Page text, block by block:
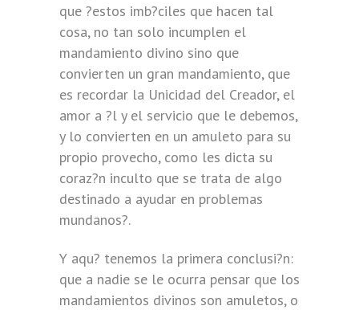
que ?estos imb?ciles que hacen tal
cosa, no tan solo incumplen el
mandamiento divino sino que
convierten un gran mandamiento, que
es recordar la Unicidad del Creador, el
amor a ?l y el servicio que le debemos,
y lo convierten en un amuleto para su
propio provecho, como les dicta su
coraz?n inculto que se trata de algo
destinado a ayudar en problemas
mundanos?.
Y aqu? tenemos la primera conclusi?n:
que a nadie se le ocurra pensar que los
mandamientos divinos son amuletos, o